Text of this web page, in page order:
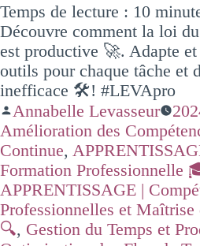
Temps de lecture : 10
Découvre comment la loi
est productive 🚀. Adapte
outils pour chaque tâche et
inefficace 🛠️! #LEVApro
Annabelle Levasseur
Amélioration des
Continue,
Formation Professionnelle
APPRENTISSAGE |
Professionnelles et
🔍, Gestion du Temps et